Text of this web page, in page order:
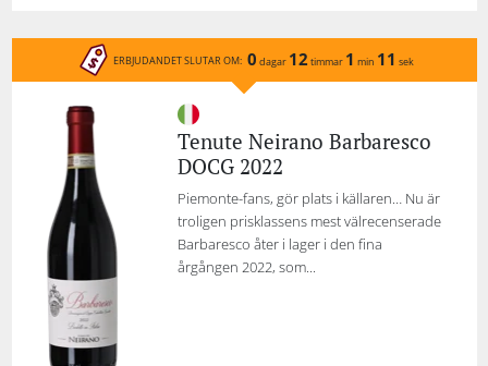
ERBJUDANDET SLUTAR OM: 0 dagar 12 timmar 1 min 11 sek
Tenute Neirano Barbaresco
DOCG 2022
Piemonte-fans, gör plats i källaren… Nu är
troligen prisklassens mest välrecenserade
Barbaresco åter i lager i den fina
årgången 2022, som...